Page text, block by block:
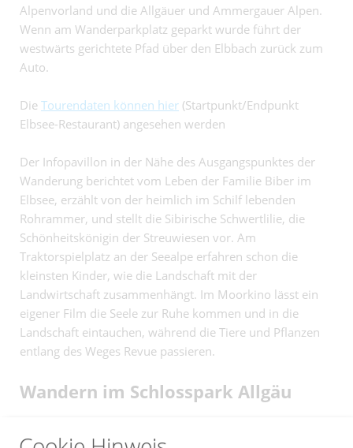
Alpenvorland und die Allgäuer und Ammergauer Alpen.
Wenn am Wanderparkplatz geparkt wurde führt der
westwärts gerichtete Pfad über den Elbbach zurück zum
Auto.
Die Tourendaten können hier (Startpunkt/Endpunkt
Elbsee-Restaurant) angesehen werden
Der Infopavillon in der Nähe des Ausgangspunktes der
Wanderung berichtet vom Leben der Familie Biber im
Elbsee, erzählt von der heimlich im Schilf lebenden
Rohrammer, und stellt die Sibirische Schwertlilie, die
Schönheitskönigin der Streuwiesen vor. Am
Traktorspielplatz an der Seealpe erfahren schon die
kleinsten Kinder, wie die Landschaft mit der
Landwirtschaft zusammenhängt. Im Moorkino lässt ein
eigener Film die Seele zur Ruhe kommen und in die
Landschaft eintauchen, während die Tiere und Pflanzen
entlang des Weges Revue passieren.
Wandern im Schlosspark Allgäu
und Hohenschwangau und wissen, wie zauberhaft diese